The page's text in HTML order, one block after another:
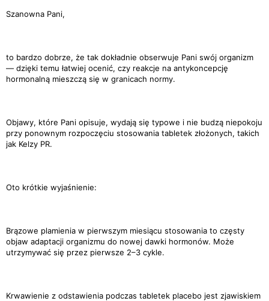
Szanowna Pani,
to bardzo dobrze, że tak dokładnie obserwuje Pani swój organizm
— dzięki temu łatwiej ocenić, czy reakcje na antykoncepcję
hormonalną mieszczą się w granicach normy.
Objawy, które Pani opisuje, wydają się typowe i nie budzą niepokoju
przy ponownym rozpoczęciu stosowania tabletek złożonych, takich
jak Kelzy PR.
Oto krótkie wyjaśnienie:
Brązowe plamienia w pierwszym miesiącu stosowania to częsty
objaw adaptacji organizmu do nowej dawki hormonów. Może
utrzymywać się przez pierwsze 2–3 cykle.
Krwawienie z odstawienia podczas tabletek placebo jest zjawiskiem